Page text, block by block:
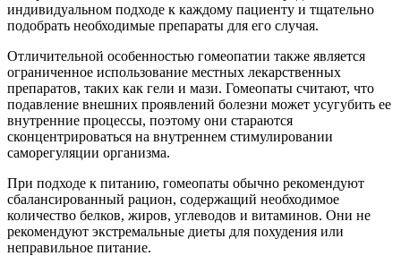
индивидуальном подходе к каждому пациенту и тщательно
подобрать необходимые препараты для его случая.
Отличительной особенностью гомеопатии также является
ограниченное использование местных лекарственных
препаратов, таких как гели и мази. Гомеопаты считают, что
подавление внешних проявлений болезни может усугубить ее
внутренние процессы, поэтому они стараются
сконцентрироваться на внутреннем стимулировании
саморегуляции организма.
При подходе к питанию, гомеопаты обычно рекомендуют
сбалансированный рацион, содержащий необходимое
количество белков, жиров, углеводов и витаминов. Они не
рекомендуют экстремальные диеты для похудения или
неправильное питание.